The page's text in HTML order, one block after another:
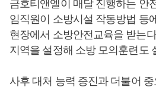
금호티앤엘이 매달 진행하는 안
임직원이 소방시설 작동방법 등
현장에서 소방안전교육을 받는
지역을 설정해 소방 모의훈련도
사후 대처 능력 증진과 더불어